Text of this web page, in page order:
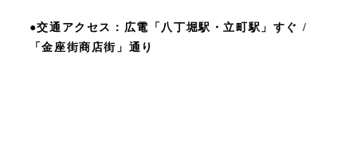
●交通アクセス：広電「八丁堀駅・立町駅」すぐ /
「金座街商店街」通り